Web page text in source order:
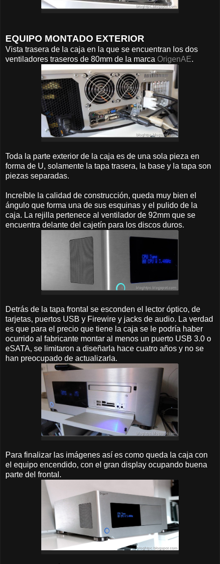
EQUIPO MONTADO EXTERIOR
Vista trasera de la caja en la que se encuentran los dos
ventiladores traseros de 80mm de la marca OrigenAE.
Toda la parte exterior de la caja es de una sola pieza en
forma de U, solamente la tapa trasera, la base y la tapa son
piezas separadas.
Increíble la calidad de construcción, queda muy bien el
ángulo que forma una de sus esquinas y el pulido de la
caja. La rejilla pertenece al ventilador de 92mm que se
encuentra delante del cajetín para los discos duros.
Detrás de la tapa frontal se esconden el lector óptico, de
tarjetas, puertos USB y Firewire y jacks de audio. La verdad
es que para el precio que tiene la caja se le podría haber
ocurrido al fabricante montar al menos un puerto USB 3.0 o
eSATA, se limitaron a diseñarla hace cuatro años y no se
han preocupado de actualizarla.
Para finalizar las imágenes así es como queda la caja con
el equipo encendido, con el gran display ocupando buena
parte del frontal.